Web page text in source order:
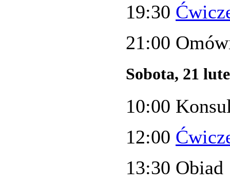
19:30
21:00
Sobota, 21
10:00
12:00
13:30 Obiad